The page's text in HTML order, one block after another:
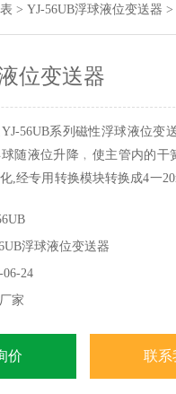
> YJ-56UB浮球液位变送器 >
位变送器
56UB系列磁性浮球液位变
随液位升降﹐使主管内的干
,经专用转换模块转换成4一
浮球液位变送器
06-24
家
价 联系